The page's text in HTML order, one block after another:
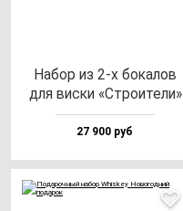
Набор из 2-х бо­ка­лов
для вис­ки «Стро­ите­ли»
27 900 руб